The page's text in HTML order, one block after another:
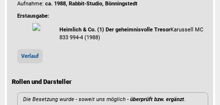
Aufnahme:ca. 1988, Rabbit-Studio, Bönningstedt
Erstausgabe:
Heimlich & Co. (1) Der geheimnisvolle TresorKarussell MC
833 994-4 (1988)
Verlauf
Rollen und Darsteller
Die Besetzung wurde - soweit uns möglich -überprüft bzw. ergänzt.